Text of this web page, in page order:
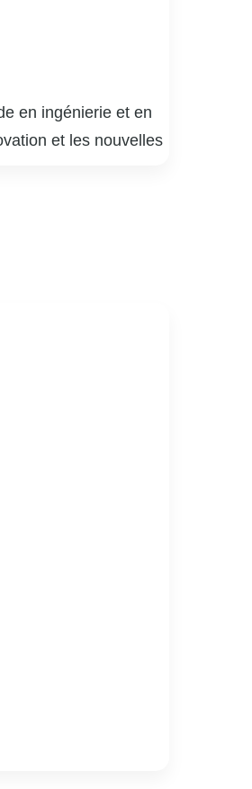
en ingénierie et en
et les nouvelles
activités
et son